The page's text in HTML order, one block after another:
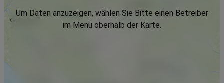
Um Daten anzuzeigen, wählen Sie Bitte einen Betreiber
im Menü oberhalb der Karte.